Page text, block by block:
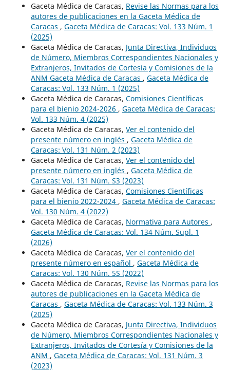
Gaceta Médica de Caracas, Revise las Normas para los
autores de publicaciones en la Gaceta Médica de
Caracas , Gaceta Médica de Caracas: Vol. 133 Núm. 1
(2025)
Gaceta Médica de Caracas, Junta Directiva, Individuos
de Número, Miembros Correspondientes Nacionales y
Extranjeros, Invitados de Cortesía y Comisiones de la
ANM Gaceta Médica de Caracas , Gaceta Médica de
Caracas: Vol. 133 Núm. 1 (2025)
Gaceta Médica de Caracas, Comisiones Científicas
para el bienio 2024-2026 , Gaceta Médica de Caracas:
Vol. 133 Núm. 4 (2025)
Gaceta Médica de Caracas, Ver el contenido del
presente número en inglés , Gaceta Médica de
Caracas: Vol. 131 Núm. 2 (2023)
Gaceta Médica de Caracas, Ver el contenido del
presente número en inglés , Gaceta Médica de
Caracas: Vol. 131 Núm. S3 (2023)
Gaceta Médica de Caracas, Comisiones Científicas
para el bienio 2022-2024 , Gaceta Médica de Caracas:
Vol. 130 Núm. 4 (2022)
Gaceta Médica de Caracas, Normativa para Autores ,
Gaceta Médica de Caracas: Vol. 134 Núm. Supl. 1
(2026)
Gaceta Médica de Caracas, Ver el contenido del
presente número en español , Gaceta Médica de
Caracas: Vol. 130 Núm. 5S (2022)
Gaceta Médica de Caracas, Revise las Normas para los
autores de publicaciones en la Gaceta Médica de
Caracas , Gaceta Médica de Caracas: Vol. 133 Núm. 3
(2025)
Gaceta Médica de Caracas, Junta Directiva, Individuos
de Número, Miembros Correspondientes Nacionales y
Extranjeros, Invitados de Cortesía y Comisiones de la
ANM , Gaceta Médica de Caracas: Vol. 131 Núm. 3
(2023)